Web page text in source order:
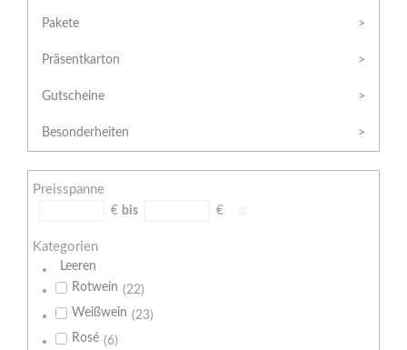
/
Widerrufsformular
AGB
Zahlungsbedingungen
Meine
Pakete
Präsentkarton
Gutscheine
Besonderheiten
Preisspanne
€ bis €
Kategorien
Leeren
Rotwein (22)
Weißwein (23)
Rosé (6)